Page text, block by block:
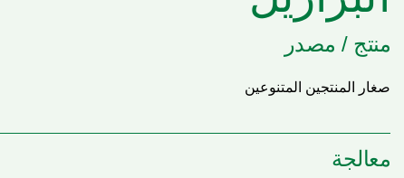
منتج / مصدر
صغار المنتجين المتنوعين
معالجة